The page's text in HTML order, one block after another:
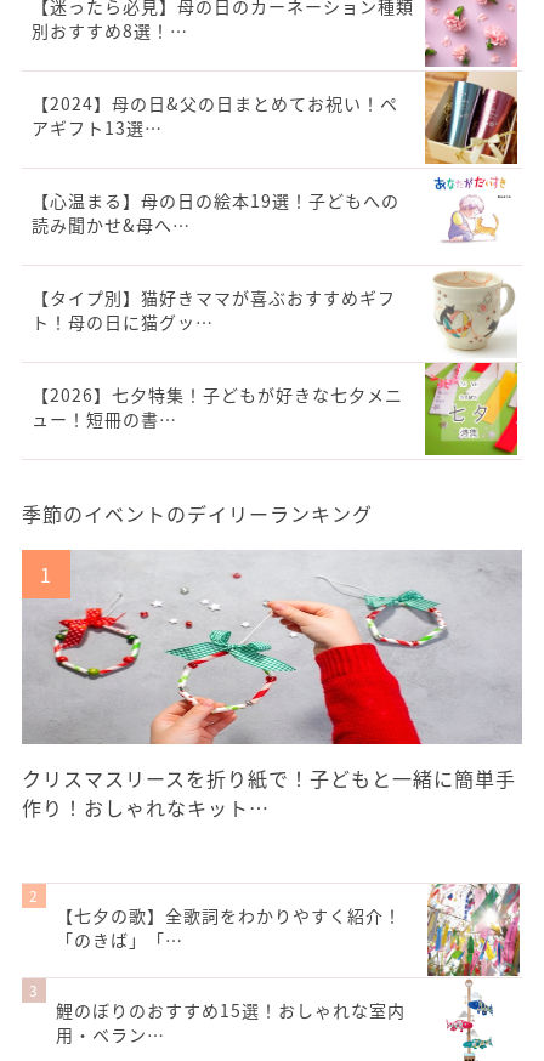
【迷ったら必見】母の日のカーネーション種類
別おすすめ8選！…
【2024】母の日&父の日まとめてお祝い！ペ
アギフト13選…
【心温まる】母の日の絵本19選！子どもへの
読み聞かせ&母へ…
【タイプ別】猫好きママが喜ぶおすすめギフ
ト！母の日に猫グッ…
【2026】七夕特集！子どもが好きな七夕メニ
ュー！短冊の書…
季節のイベントのデイリーランキング
クリスマスリースを折り紙で！子どもと一緒に簡単手
作り！おしゃれなキット…
【七夕の歌】全歌詞をわかりやすく紹介！
「のきば」「…
鯉のぼりのおすすめ15選！おしゃれな室内
用・ベラン…